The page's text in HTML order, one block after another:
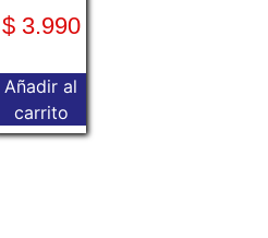
$3.990
Añadir al
carrito